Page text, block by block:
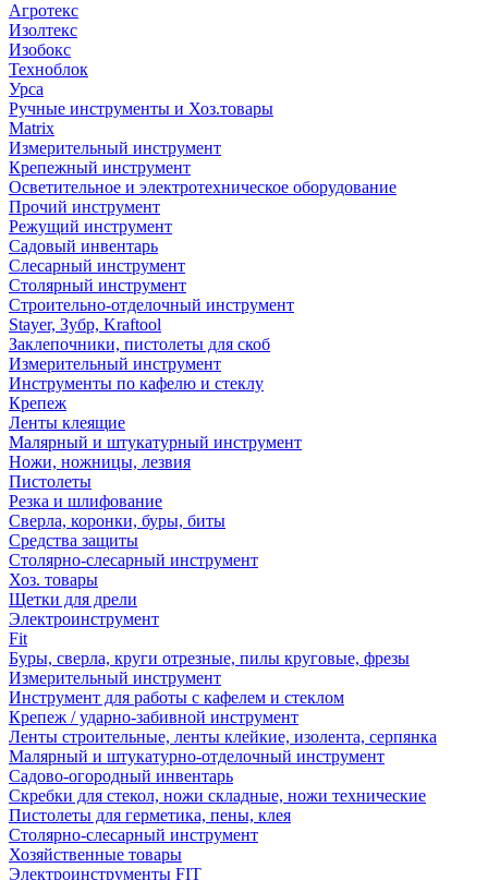
Агротекс
Изолтекс
Изобокс
Техноблок
Урса
Ручные инструменты и Хоз.товары
Matrix
Измерительный инструмент
Крепежный инструмент
Осветительное и электротехническое оборудование
Прочий инструмент
Режущий инструмент
Садовый инвентарь
Слесарный инструмент
Столярный инструмент
Строительно-отделочный инструмент
Stayer, Зубр, Kraftool
Заклепочники, пистолеты для скоб
Измерительный инструмент
Инструменты по кафелю и стеклу
Крепеж
Ленты клеящие
Малярный и штукатурный инструмент
Ножи, ножницы, лезвия
Пистолеты
Резка и шлифование
Сверла, коронки, буры, биты
Средства защиты
Столярно-слесарный инструмент
Хоз. товары
Щетки для дрели
Электроинструмент
Fit
Буры, сверла, круги отрезные, пилы круговые, фрезы
Измерительный инструмент
Инструмент для работы с кафелем и стеклом
Крепеж / ударно-забивной инструмент
Ленты строительные, ленты клейкие, изолента, серпянка
Малярный и штукатурно-отделочный инструмент
Садово-огородный инвентарь
Скребки для стекол, ножи складные, ножи технические
Пистолеты для герметика, пены, клея
Столярно-слесарный инструмент
Хозяйственные товары
Электроинструменты FIT